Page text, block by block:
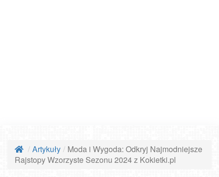
Artykuły
Moda i Wygoda: Odkryj Najmodniejsze
Rajstopy Wzorzyste Sezonu 2024 z Kokietki.pl